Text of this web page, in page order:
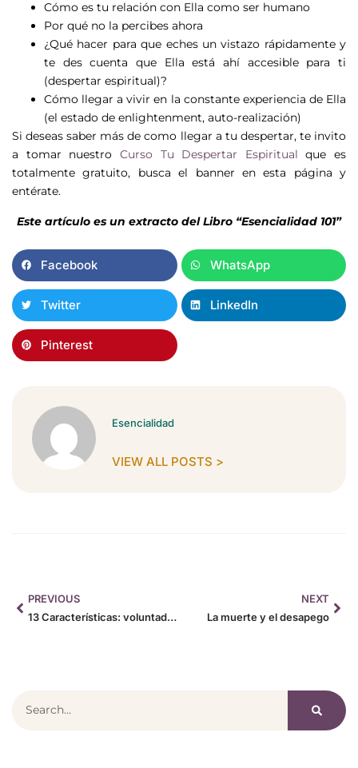
Cómo es tu relación con Ella como ser humano
Por qué no la percibes ahora
¿Qué hacer para que eches un vistazo rápidamente y
te des cuenta que Ella está ahí accesible para ti
(despertar espiritual)?
Cómo llegar a vivir en la constante experiencia de Ella
(el estado de enlightenment, auto-realización)
Si deseas saber más de como llegar a tu despertar, te invito
a tomar nuestro Curso Tu Despertar Espiritual que es
totalmente gratuito, busca el banner en esta página y
entérate.
Este artículo es un extracto del Libro “Esencialidad 101”
Facebook WhatsApp
Twitter LinkedIn
Pinterest
Esencialidad
VIEW ALL POSTS >
PREVIOUS
13 Características: voluntad, verdad
NEXT
La muerte y el desapego